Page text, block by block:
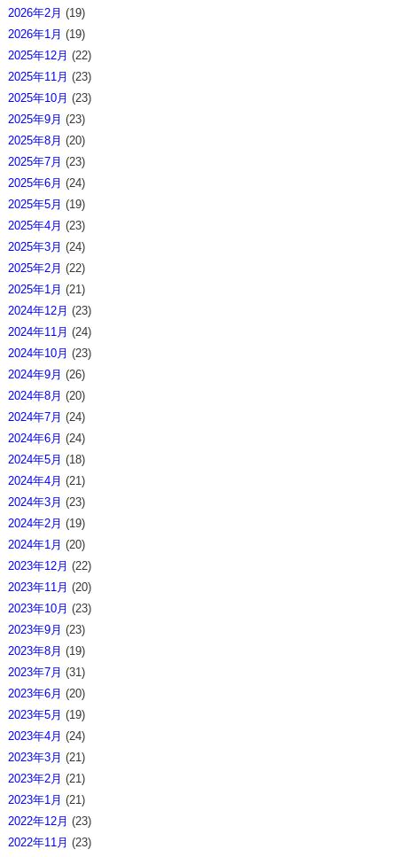
2026年2月 (19)
2026年1月 (19)
2025年12月 (22)
2025年11月 (23)
2025年10月 (23)
2025年9月 (23)
2025年8月 (20)
2025年7月 (23)
2025年6月 (24)
2025年5月 (19)
2025年4月 (23)
2025年3月 (24)
2025年2月 (22)
2025年1月 (21)
2024年12月 (23)
2024年11月 (24)
2024年10月 (23)
2024年9月 (26)
2024年8月 (20)
2024年7月 (24)
2024年6月 (24)
2024年5月 (18)
2024年4月 (21)
2024年3月 (23)
2024年2月 (19)
2024年1月 (20)
2023年12月 (22)
2023年11月 (20)
2023年10月 (23)
2023年9月 (23)
2023年8月 (19)
2023年7月 (31)
2023年6月 (20)
2023年5月 (19)
2023年4月 (24)
2023年3月 (21)
2023年2月 (21)
2023年1月 (21)
2022年12月 (23)
2022年11月 (23)